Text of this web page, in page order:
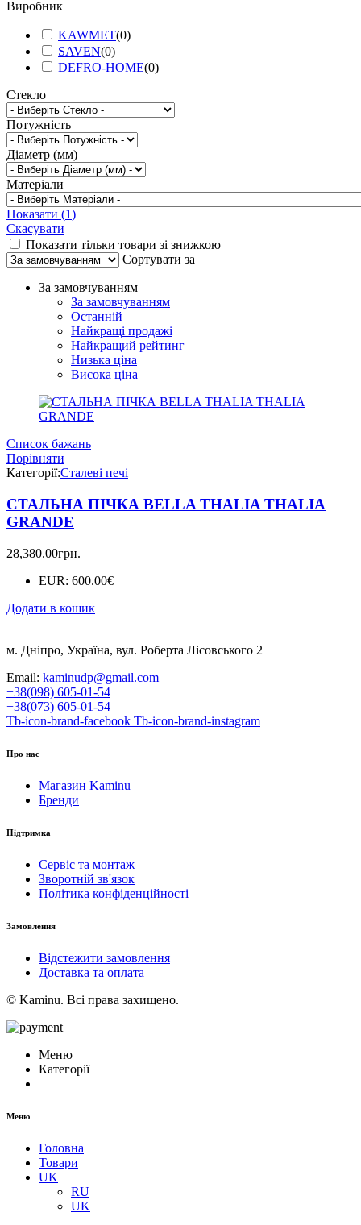
Виробник
KAWMET(0)
SAVEN(0)
DEFRO-HOME(0)
Стекло
Потужність
Діаметр (мм)
Матеріали
Показати (1)
Скасувати
Показати тільки товари зі знижкою
Сортувати за
За замовчуванням
За замовчуванням
Останній
Найкращі продажі
Найкращий рейтинг
Низька ціна
Висока ціна
Список бажань
Порівняти
Категорії:Сталеві печі
СТАЛЬНА ПІЧКА BELLA THALIA THALIA
GRANDE
28,380.00грн.
EUR: 600.00€
Додати в кошик
м. Дніпро, Україна, вул. Роберта Лісовського 2
Email: kaminudp@gmail.com
+38(098) 605-01-54
+38(073) 605-01-54
Tb-icon-brand-facebook Tb-icon-brand-instagram
Про нас
Магазин Kaminu
Бренди
Підтримка
Сервіс та монтаж
Зворотній зв'язок
Політика конфіденційності
Замовлення
Відстежити замовлення
Доставка та оплата
© Kaminu. Всі права захищено.
Меню
Категорії
Меню
Головна
Товари
UK
RU
UK